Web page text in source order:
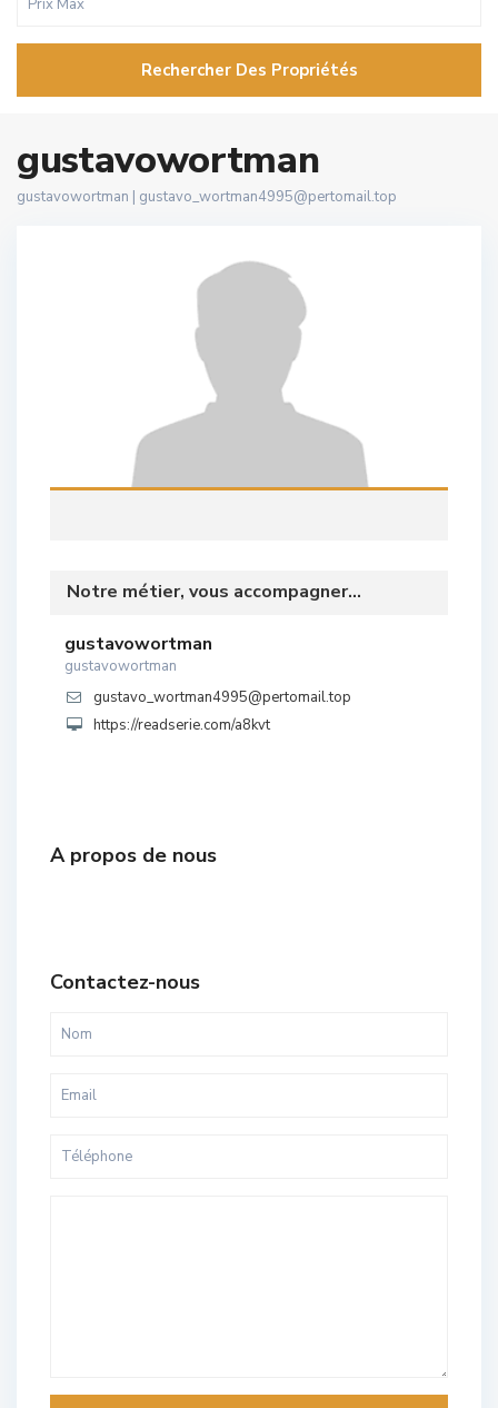
Rechercher Des Propriétés
gustavowortman
gustavowortman | gustavo_wortman4995@pertomail.top
Notre métier, vous accompagner...
gustavowortman
gustavowortman
gustavo_wortman4995@pertomail.top
https://readserie.com/a8kvt
A propos de nous
Contactez-nous